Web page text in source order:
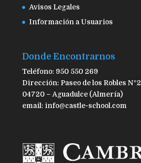
Avisos Legales
Información a Usuarios
Donde Encontrarnos
Teléfono: 950 550 269
Dirección: Paseo de los Robles Nº2
04720 – Aguadulce (Almería)
email: info@castle-school.com